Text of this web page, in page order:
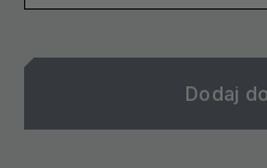
Dodaj